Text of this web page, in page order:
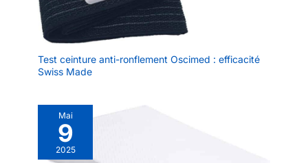
Test ceinture anti-ronflement Oscimed : efficacité
Swiss Made
Mai
9
2025